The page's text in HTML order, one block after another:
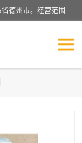
宁津县博涵机械有限公司成立于2016年，注册地位于山东省德州市。经营范围包括：机械设备研发、生产及销售，铸造用造型材料生产、销售，玻璃纤维及制品制造、销售，汽车零配件零售，机械零件、零部件加工，机械零件、零部件销售等；主要产品有：纤维过滤网,陶瓷过滤器,泡沫陶瓷过滤器,耐高温纤维过滤器,铸铁过滤器,铸铜过滤网,铸铝过滤网,铝轮毂过滤网,高效过滤网,高效陶瓷过滤网,高效纤维过滤网。